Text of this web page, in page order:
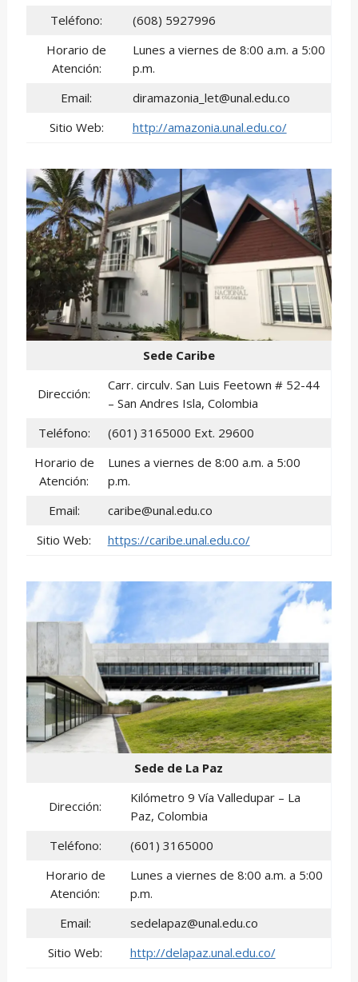
Teléfono:
(608) 5927996
Horario de
Atención:
Lunes a viernes de 8:00 a.m. a 5:00
p.m.
Email:
diramazonia_let@unal.edu.co
Sitio Web:
http://amazonia.unal.edu.co/
Sede Caribe
Dirección:
Carr. circulv. San Luis Feetown # 52-44
– San Andres Isla, Colombia
Teléfono:
(601) 3165000 Ext. 29600
Horario de
Atención:
Lunes a viernes de 8:00 a.m. a 5:00
p.m.
Email:
caribe@unal.edu.co
Sitio Web:
https://caribe.unal.edu.co/
Sede de La Paz
Dirección:
Kilómetro 9 Vía Valledupar – La
Paz, Colombia
Teléfono:
(601) 3165000
Horario de
Atención:
Lunes a viernes de 8:00 a.m. a 5:00
p.m.
Email:
sedelapaz@unal.edu.co
Sitio Web:
http://delapaz.unal.edu.co/